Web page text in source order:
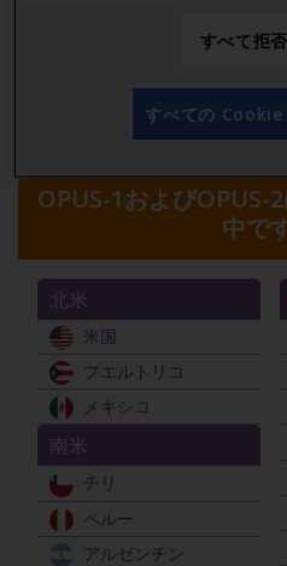
軽減の可能性については
募集対象国
OPUS-1およびOPUS-
中で
北米
米国
プエルトリコ
メキシコ
南米
チリ
ペルー
アルゼンチン
すべて拒
すべての Cookie